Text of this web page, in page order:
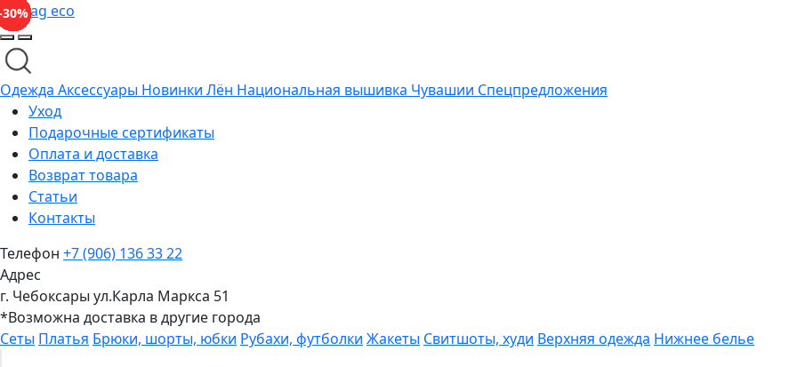
mabag eco
Одежда Аксессуары Новинки Лён Национальная вышивка Чувашии Спецпредложения
Уход
Подарочные сертификаты
Оплата и доставка
Возврат товара
Статьи
Контакты
Телефон +7 (906) 136 33 22
Адрес
г. Чебоксары ул.Карла Маркса 51
*Возможна доставка в другие города
Сеты Платья Брюки, шорты, юбки Рубахи, футболки Жакеты Свитшоты, худи Верхняя одежда Нижнее белье